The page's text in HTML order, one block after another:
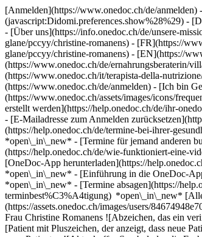
[Anmelden](https://www.onedoc.ch/de/
(javascript:Didomi.preferences.show%28%29) -
- [Über uns](https://info.onedoc.ch/de/unsere-
glane/pccyy/christine-romanens) - [FR](https://
glane/pccyy/christine-romanens) - [EN](https://
(https://www.onedoc.ch/de/ernahrungsberaterin/
(https://www.onedoc.ch/it/terapista-della-
(https://www.onedoc.ch/de/anmelden) - [Ich bin
(https://www.onedoc.ch/assets/images/icons/
erstellt werden](https://help.onedoc.ch/de/ihr-
- [E-Mailadresse zum Anmelden
(https://help.onedoc.ch/de/termine-bei-ihrer-
*open\_in\_new* - [Termine für jemand anderen
(https://help.onedoc.ch/de/wie-funktioniert-eine-
[OneDoc-App herunterladen](https://
*open\_in\_new* - [Einführung in die OneDoc-
*open\_in\_new* - [Termine absagen](https://
terminbest%C3%A4tigung) *open\_in\_new*
(https://assets.onedoc.ch/images/users/
Frau Christine Romanens ![Abzeichen, das ein
[Patient mit Pluszeichen, der anzeigt, dass neue